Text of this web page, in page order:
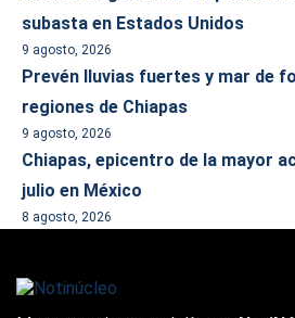
subasta en Estados Unidos
9 agosto, 2026
Prevén lluvias fuertes y mar de
regiones de Chiapas
9 agosto, 2026
Chiapas, epicentro de la mayor
julio en México
8 agosto, 2026